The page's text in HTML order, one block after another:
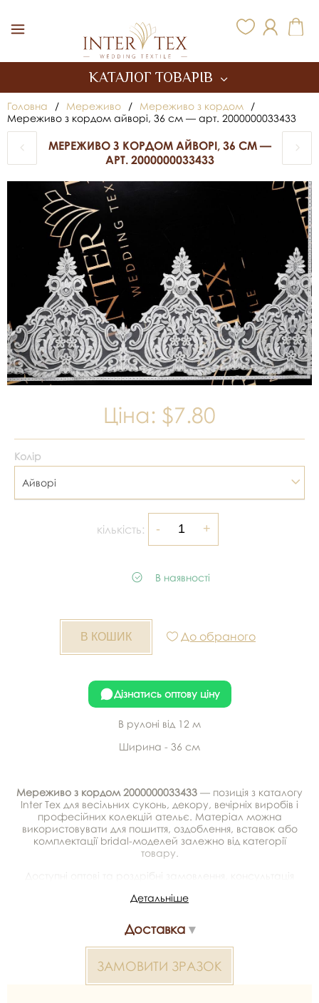
КАТАЛОГ ТОВАРІВ
Головна / Мереживо / Мереживо з кордом
/
Мереживо з кордом айворі, 36 см — арт. 2000000033433
МЕРЕЖИВО З КОРДОМ АЙВОРІ, 36 СМ —
АРТ. 2000000033433
Ціна: $7.80
Колір
Айворі
кількість:
В наявності
До обраного
Дізнатись оптову ціну
В рулоні від 12 м
Ширина - 36 см
Мереживо з кордом 2000000033433 — позиція з каталогу
Inter Tex для весільних суконь, декору, вечірніх виробів і
професійних колекцій ательє. Матеріал можна
використовувати для пошиття, оздоблення, вставок або
комплектації bridal-моделей залежно від категорії
товару.
Доступні оптові та роздрібні замовлення, консультація
Артикул/SKU: 359816.
Мереживо з кордом 2000000033433 — матеріал для
Детальніше
Доставка
ЗАМОВИТИ ЗРАЗОК